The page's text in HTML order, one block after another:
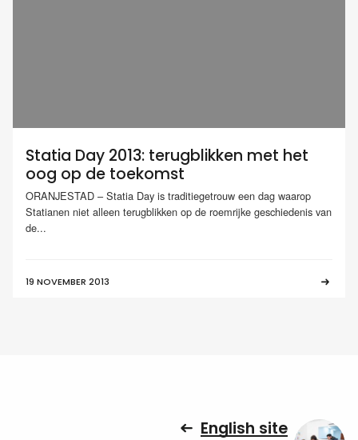
Statia Day 2013: terugblikken met het
oog op de toekomst
ORANJESTAD – Statia Day is traditiegetrouw een dag waarop
Statianen niet alleen terugblikken op de roemrijke geschiedenis van
de...
19 NOVEMBER 2013
English site